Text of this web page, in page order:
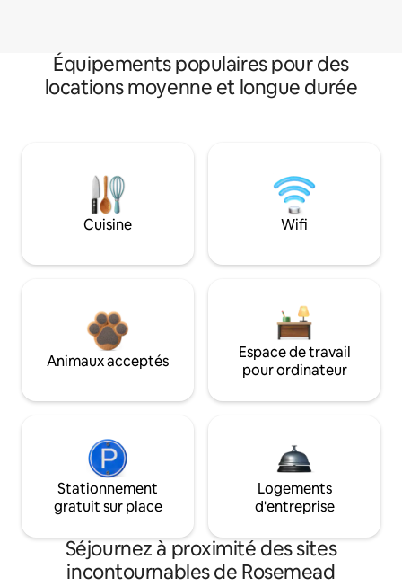
Équipements populaires pour des
locations moyenne et longue durée
Cuisine Wifi
Animaux acceptés
Espace de travail
pour ordinateur
Stationnement
gratuit sur place
Logements
d'entreprise
Séjournez à proximité des sites
incontournables de Rosemead